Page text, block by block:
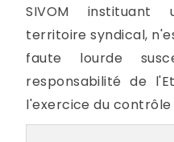
SIVOM instituant
territoire syndical,
faute lourde
responsabilité de
l'exercice du